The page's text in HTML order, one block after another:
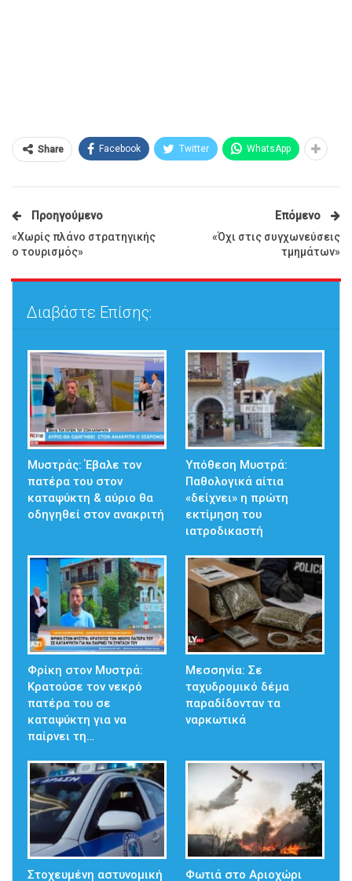
Share Facebook Twitter WhatsApp
Προηγούμενο
«Χωρίς πλάνο στρατηγικής
ο τουρισμός»
Επόμενο
«Όχι στις συγχωνεύσεις
τμημάτων»
Διαβάστε Επίσης:
Μυστράς: Έβαλε τον
πατέρα του στον
καταψύκτη & αύριο θα
οδηγηθεί στον ανακριτή
Υπόθεση Μυστρά:
Παθολογικά αίτια
«δείχνει» η πρώτη
εκτίμηση του
ιατροδικαστή
Φρίκη στον Μυστρά:
Κρατούσε τον νεκρό
πατέρα του σε
καταψύκτη για να
παίρνει τη…
Μεσσηνία: Σε
ταχυδρομικό δέμα
παραδίδονταν τα
ναρκωτικά
Στοχευμένη αστυνομική Φωτιά στο Αριοχώρι